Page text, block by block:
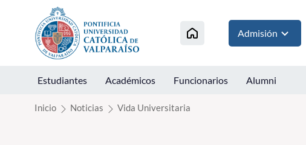
Click acá para ir directamente al contenido
Admisión
Estudiantes Académicos Funcionarios Alumni
Inicio Noticias Vida Universitaria